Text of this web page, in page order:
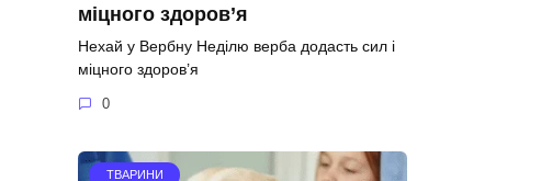
міцного здоров’я
Нехай у Вербну Неділю верба додасть сил і
міцного здоров’я
0
ТВАРИНИ